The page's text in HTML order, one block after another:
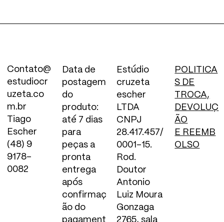
Banqueta
Sagaiá
de R$ 2.780,00
promocional
Suporte de
Esgotado
Régua de
tomada - Serie
.ponto. - 2
metros
Esgotado
Contato@
estudiocr
uzeta.co
m.br
Tiago
Escher
(48) 9
9178-
0082
Data de
postagem
do
produto:
até 7 dias
para
peças a
pronta
entrega
após
confirmaç
ão do
pagament
Estúdio
cruzeta
escher
LTDA
CNPJ
28.417.457/
0001-15.
Rod.
Doutor
Antonio
Luiz Moura
Gonzaga
2765, sala
POLITICA
S DE
TROCA,
DEVOLUÇ
ÃO
E REEMB
OLSO